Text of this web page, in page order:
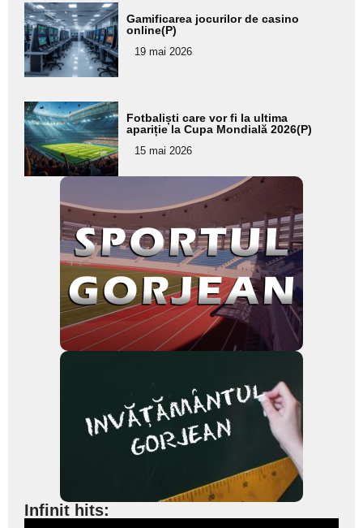
Adaugă
aici textul
pentru
subtitlu
Gamificarea jocurilor de casino
online(P)
19 mai 2026
Adaugă
aici textul
pentru
subtitlu
Fotbaliști care vor fi la ultima
apariție la Cupa Mondială 2026(P)
15 mai 2026
Infinit hits: